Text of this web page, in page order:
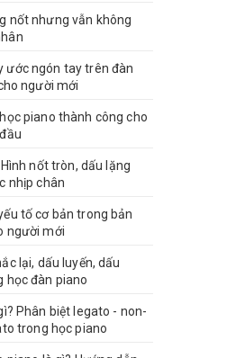
nốt nhưng vẫn không
ước ngón tay trên đàn
người mới
piano thành công cho
nốt tròn, dấu lặng
nhịp chân
tố cơ bản trong bản
người mới
lại, dấu luyến, dấu
học đàn piano
Phân biệt legato - non-
trong học piano